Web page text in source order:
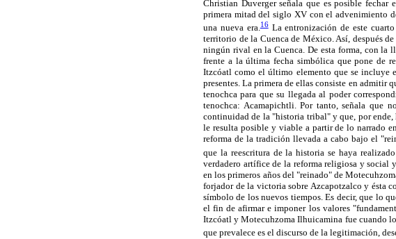
Christian Duverger señala que es posible
primera mitad del siglo XV con el advenimiento
una nueva era.16La entronización de este cuarto
territorio de la Cuenca de México. Así, después
ningún rival en la Cuenca. De esta forma, con la
frente a la última fecha simbólica que pone de
Itzcóatl como el último elemento que se incluye
presentes. La primera de ellas consiste en admitir
tenochca para que su llegada al poder
tenochca: Acamapichtli. Por tanto, señala que
continuidad de la "historia tribal" y que, por
le resulta posible y viable a partir de lo narrado
reforma de la tradición llevada a cabo bajo el
que la reescritura de la historia se haya
verdadero artífice de la reforma religiosa y social
en los primeros años del "reinado" de
forjador de la victoria sobre Azcapotzalco y ésta
símbolo de los nuevos tiempos. Es decir, que lo
el fin de afirmar e imponer los valores
Itzcóatl y Motecuhzoma Ilhuicamina fue cuando
que prevalece es el discurso de la legitimación,